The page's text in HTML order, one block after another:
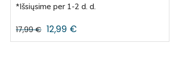
*Išsiųsime per 1-2 d. d.
17,99€ 12,99 €